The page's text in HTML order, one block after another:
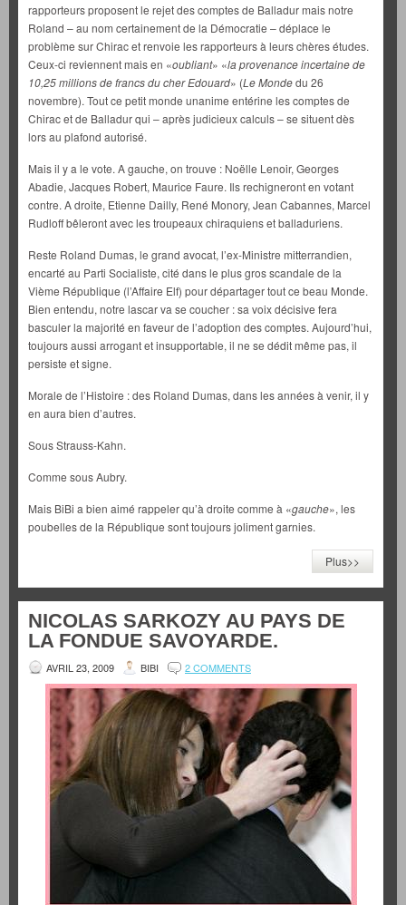
rapporteurs proposent le rejet des comptes de Balladur mais notre
Roland – au nom certainement de la Démocratie – déplace le
problème sur Chirac et renvoie les rapporteurs à leurs chères études.
Ceux-ci reviennent mais en «oubliant» «la provenance incertaine de
10,25 millions de francs du cher Edouard» (Le Mondedu 26
novembre). Tout ce petit monde unanime entérine les comptes de
Chirac et de Balladur qui – après judicieux calculs – se situent dès
lors au plafond autorisé.
Mais il y a le vote. A gauche, on trouve : Noëlle Lenoir, Georges
Abadie, Jacques Robert, Maurice Faure. Ils rechigneront en votant
contre. A droite, Etienne Dailly, René Monory, Jean Cabannes, Marcel
Rudloff bêleront avec les troupeaux chiraquiens et balladuriens.
Reste Roland Dumas, le grand avocat, l’ex-Ministre mitterrandien,
encarté au Parti Socialiste, cité dans le plus gros scandale de la
Vième République (l’Affaire Elf) pour départager tout ce beau Monde.
Bien entendu, notre lascar va se coucher : sa voix décisive fera
basculer la majorité en faveur de l’adoption des comptes. Aujourd’hui,
toujours aussi arrogant et insupportable, il ne se dédit même pas, il
persiste et signe.
Morale de l’Histoire : des Roland Dumas, dans les années à venir, il y
en aura bien d’autres.
Sous Strauss-Kahn.
Comme sous Aubry.
Mais BiBi a bien aimé rappeler qu’à droite comme à «gauche», les
poubelles de la République sont toujours joliment garnies.
Plus>>
NICOLAS SARKOZY AU PAYS DE
LA FONDUE SAVOYARDE.
AVRIL 23, 2009 BIBI 2 COMMENTS